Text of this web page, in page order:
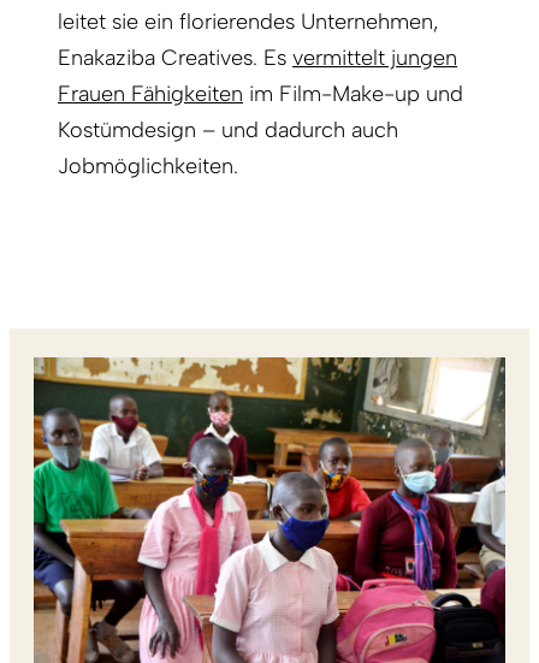
leitet sie ein florierendes Unternehmen,
Enakaziba Creatives. Es vermittelt jungen
Frauen Fähigkeiten im Film-Make-up und
Kostümdesign – und dadurch auch
Jobmöglichkeiten.